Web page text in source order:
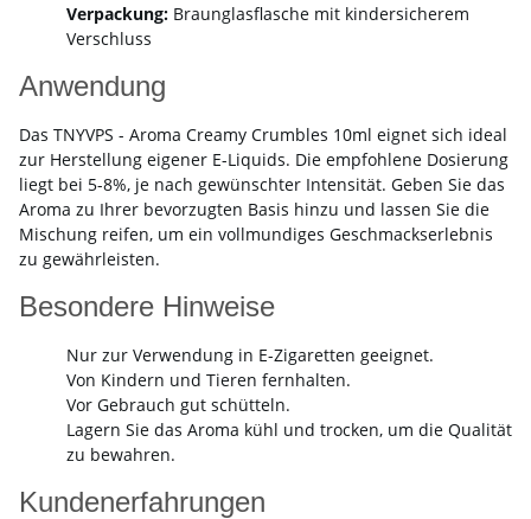
Verpackung: Braunglasflasche mit kindersicherem
Verschluss
Anwendung
Das TNYVPS - Aroma Creamy Crumbles 10ml eignet sich ideal
zur Herstellung eigener E-Liquids. Die empfohlene Dosierung
liegt bei 5-8%, je nach gewünschter Intensität. Geben Sie das
Aroma zu Ihrer bevorzugten Basis hinzu und lassen Sie die
Mischung reifen, um ein vollmundiges Geschmackserlebnis
zu gewährleisten.
Besondere Hinweise
Nur zur Verwendung in E-Zigaretten geeignet.
Von Kindern und Tieren fernhalten.
Vor Gebrauch gut schütteln.
Lagern Sie das Aroma kühl und trocken, um die Qualität
zu bewahren.
Kundenerfahrungen